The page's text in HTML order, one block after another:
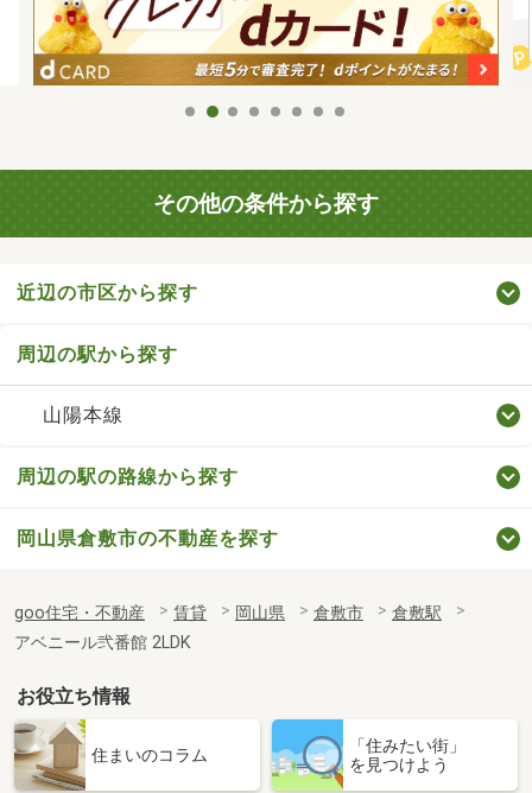
その他の条件から探す
近辺の市区から探す
周辺の駅から探す
山陽本線
周辺の駅の路線から探す
岡山県倉敷市の不動産を探す
goo住宅・不動産 賃貸 岡山県 倉敷市
倉敷駅
アベニール弐番館 2LDK
お役立ち情報
住まいのコラム
「住みたい街」
を見つけよう